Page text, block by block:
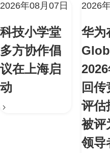
2026年08月07日
科技小学堂
多方协作倡
议在上海启
动
2026
华为
回传
评估
被评
领导